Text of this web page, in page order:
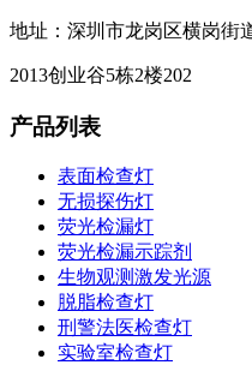
地址：深圳市龙岗区横岗街
2013创业谷5栋2楼202
产品列表
表面检查灯
无损探伤灯
荧光检漏灯
荧光检漏示踪剂
生物观测激发光源
脱脂检查灯
刑警法医检查灯
实验室检查灯